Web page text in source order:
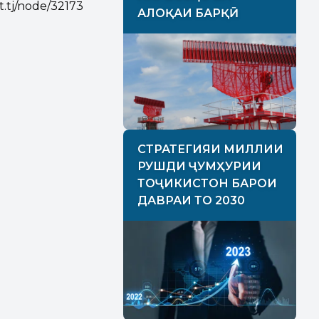
АЛОҚАИ БАРҚӢ
СТРАТЕГИЯИ МИЛЛИИ
РУШДИ ҶУМҲУРИИ
ТОҶИКИСТОН БАРОИ
ДАВРАИ ТО 2030